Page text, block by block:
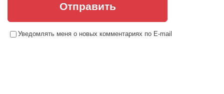
Отправить
Уведомлять меня о новых комментариях по E-mail